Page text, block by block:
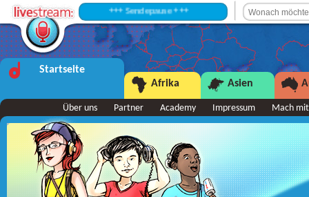
+++ Sendepause +++
Startseite
Afrika
Asien
Über uns Partner Academy Impressum Mach mit